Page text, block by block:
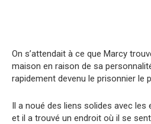
On s’attendait à ce que Marcy
maison en raison de sa
rapidement devenu le prisonnier le
Il a noué des liens solides avec les
et il a trouvé un endroit où il se